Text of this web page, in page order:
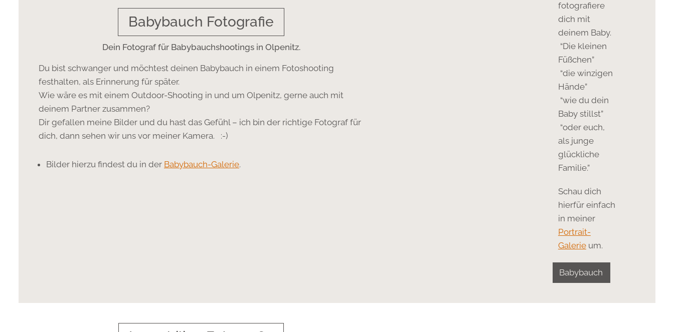
Babybauch Fotografie
Dein Fotograf für Babybauchshootings in Olpenitz.
Du bist schwanger und möchtest deinen Babybauch in einem Fotoshooting
festhalten, als Erinnerung für später.
Wie wäre es mit einem Outdoor-Shooting in und um Olpenitz, gerne auch mit
deinem Partner zusammen?
Dir gefallen meine Bilder und du hast das Gefühl – ich bin der richtige Fotograf für
dich, dann sehen wir uns vor meiner Kamera. :-)
Bilder hierzu findest du in der Babybauch-Galerie.
fotografiere
dich mit
deinem Baby.
“Die kleinen
Füßchen”
“die winzigen
Hände”
“wie du dein
Baby stillst”
“oder euch,
als junge
glückliche
Familie.”
Schau dich
hierfür einfach
in meiner
Portrait-
Galerieum.
Babybauch